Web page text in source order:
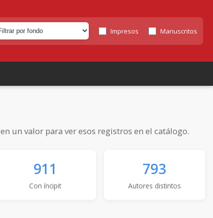
Impresos Manuscritos
un valor para ver esos registros en el catálogo.
911
Con íncipit
793
Autores distintos